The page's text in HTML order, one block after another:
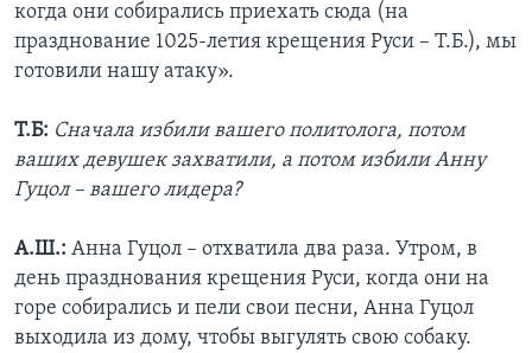
когда они собирались приехать сюда (на
празднование 1025-летия крещения Руси – Т.Б.), мы
готовили нашу атаку».
Т.Б: Сначала избили вашего политолога, потом
ваших девушек захватили, а потом избили Анну
Гуцол – вашего лидера?
А.Ш.: Анна Гуцол – отхватила два раза. Утром, в
день празднования крещения Руси, когда они на
горе собирались и пели свои песни, Анна Гуцол
выходила из дому, чтобы выгулять свою собаку.